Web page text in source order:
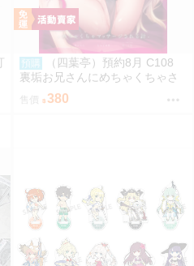
預購
（四葉亭）預約8月 C108
裏垢お兄さんにめちゃくちゃさ
れる話2 あまつじ
售價 380